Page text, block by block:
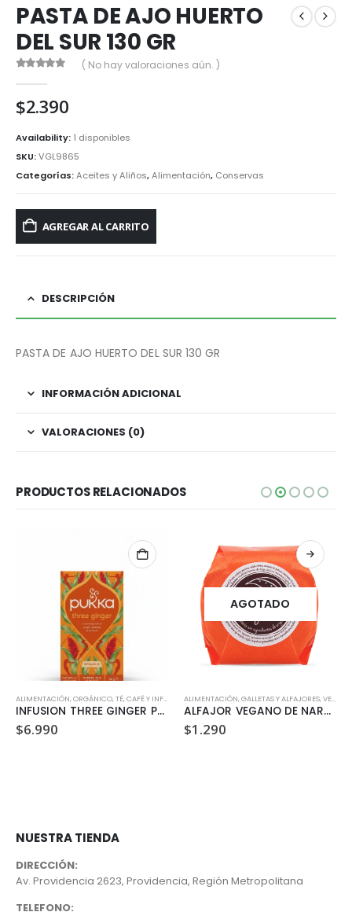
PASTA DE AJO HUERTO
DEL SUR 130 GR
( No hay valoraciones aún. )
$2.390
Availability: 1 disponibles
SKU:VGL9865
Categorías:Aceites y Aliños,Alimentación, Conservas
AGREGAR AL CARRITO
DESCRIPCIÓN
PASTA DE AJO HUERTO DEL SUR 130 GR
INFORMACIÓN ADICIONAL
VALORACIONES (0)
PRODUCTOS RELACIONADOS
ALIMENTACIÓN,ORGÁNICO,TÉ, CAFÉ Y INFUSIONES ,VEGANO
INFUSION THREE GINGER PUKKA
$6.990
AGOTADO
ALIMENTACIÓN,GALLETAS Y ALFAJORES,VEGANO
ALFAJOR VEGANO DE NARANJA DULZURA VEGETAL 35GR
$1.290
NUESTRA TIENDA
DIRECCIÓN:
Av. Providencia 2623, Providencia, Región Metropolitana
TELEFONO: